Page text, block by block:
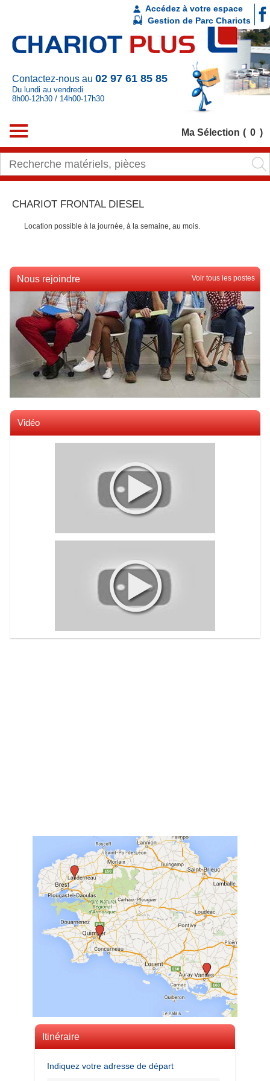
Contactez-nous au 02 97 61 85 85
Du lundi au vendredi
8h00-12h30 / 14h00-17h30
Accédez à votre espace
Gestion de Parc Chariots
Ma Sélection 0
CHARIOT FRONTAL DIESEL
Location possible à la journée, à la semaine, au mois.
Nous rejoindre Voir tous les postes
Vidéo
Itinéraire
Indiquez votre adresse de départ